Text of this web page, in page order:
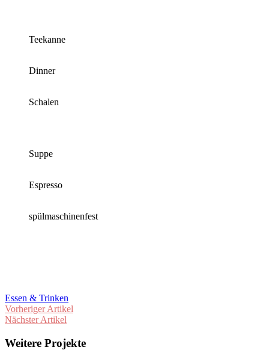
Teekanne
Dinner
Schalen
Suppe
Espresso
spülmaschinenfest
Essen & Trinken
Vorheriger Artikel
Nächster Artikel
Weitere Projekte